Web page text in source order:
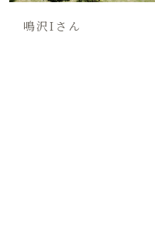
鳴沢Iさん